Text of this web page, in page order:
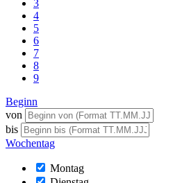
3
4
5
6
7
8
9
Beginn
von
bis
Wochentag
Montag